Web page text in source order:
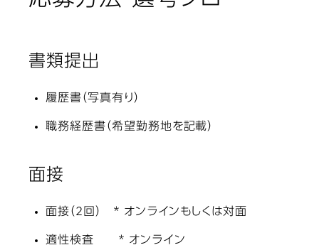
書類提出
履歴書（写真有り）
職務経歴書（希望勤務地を記載）
面接
面接（2回） * オンラインもしくは対面
適性検査 * オンライン